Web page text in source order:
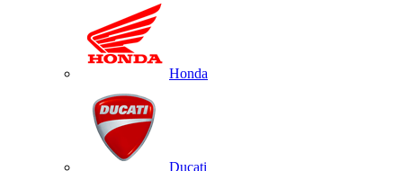
Honda
Ducati